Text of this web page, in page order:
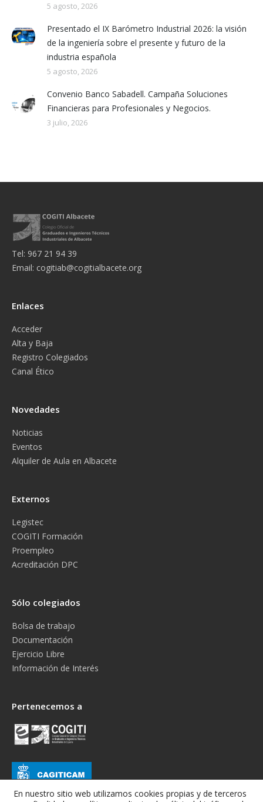
5 agosto, 2026
Presentado el IX Barómetro Industrial 2026: la visión
de la ingeniería sobre el presente y futuro de la
industria española
5 agosto, 2026
Convenio Banco Sabadell. Campaña Soluciones
Financieras para Profesionales y Negocios.
3 julio, 2026
Tel: 967 21 94 39
Email: cogitiab@cogitialbacete.org
Enlaces
Acceder
Alta y Baja
Registro Colegiados
Canal Ético
Novedades
Noticias
Eventos
Alquiler de Aula en Albacete
Externos
Legistec
COGITI Formación
Proempleo
Acreditación DPC
Sólo colegiados
Bolsa de trabajo
Documentación
Ejercicio Libre
Información de Interés
Pertenecemos a
En nuestro sitio web utilizamos cookies propias y de terceros